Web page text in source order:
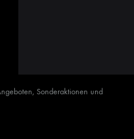
Sonderaktionen und